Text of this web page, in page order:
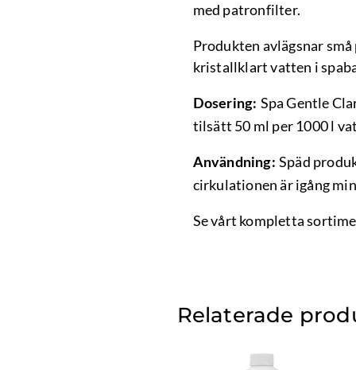
med patronfilter.
Produkten avlägsnar
kristallklart vatten i
Dosering: Spa Gentle
tilsätt 50 ml per 1000 l
Användning: Späd
cirkulationen är igång
Se vårt kompletta
Relaterade